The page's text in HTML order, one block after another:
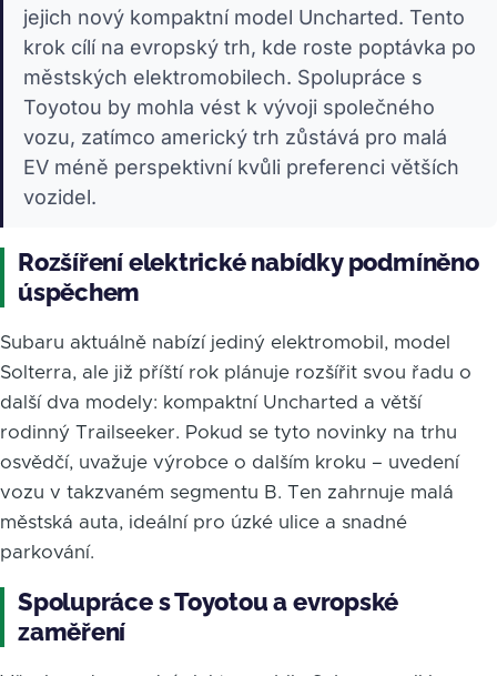
jejich nový kompaktní model Uncharted. Tento
krok cílí na evropský trh, kde roste poptávka po
městských elektromobilech. Spolupráce s
Toyotou by mohla vést k vývoji společného
vozu, zatímco americký trh zůstává pro malá
EV méně perspektivní kvůli preferenci větších
vozidel.
Rozšíření elektrické nabídky podmíněno
úspěchem
Subaru aktuálně nabízí jediný elektromobil, model
Solterra, ale již příští rok plánuje rozšířit svou řadu o
další dva modely: kompaktní Uncharted a větší
rodinný Trailseeker. Pokud se tyto novinky na trhu
osvědčí, uvažuje výrobce o dalším kroku – uvedení
vozu v takzvaném segmentu B. Ten zahrnuje malá
městská auta, ideální pro úzké ulice a snadné
parkování.
Spolupráce s Toyotou a evropské
zaměření